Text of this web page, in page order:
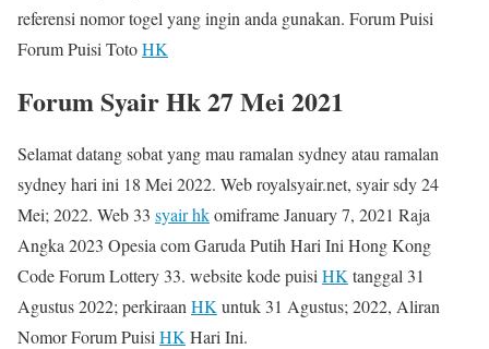
referensi nomor togel yang ingin anda gunakan. Forum Puisi
Forum Puisi TotoHK
Forum Syair Hk 27 Mei 2021
Selamat datang sobat yang mau ramalan sydney atau ramalan
sydney hari ini 18 Mei 2022. Web royalsyair.net, syair sdy 24
Mei; 2022. Web 33 syair hkomiframe January 7, 2021 Raja
Angka 2023 Opesia com Garuda Putih Hari Ini Hong Kong
Code Forum Lottery 33. website kode puisi HK tanggal 31
Agustus 2022; perkiraan HK untuk 31 Agustus; 2022, Aliran
Nomor Forum Puisi HK Hari Ini.